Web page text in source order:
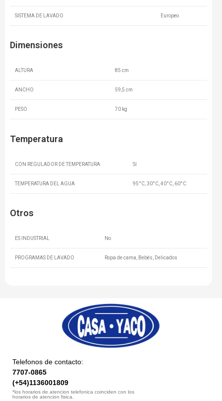
SISTEMA DE LAVADO Europeo
Dimensiones
ALTURA 85 cm
ANCHO 59,5 cm
PESO 70 kg
Temperatura
CON REGULADOR DE TEMPERATURA Sí
TEMPERATURA DEL AGUA 95°C, 30°C, 40°C, 60°C
Otros
ES INDUSTRIAL No
PROGRAMAS DE LAVADO Ropa de cama, Bebés, Delicados
Telefonos de contacto:
7707-0865
(+54)1136001809
*los horarios de atencion telefonica coinciden con los
horarios de atencion fisica.